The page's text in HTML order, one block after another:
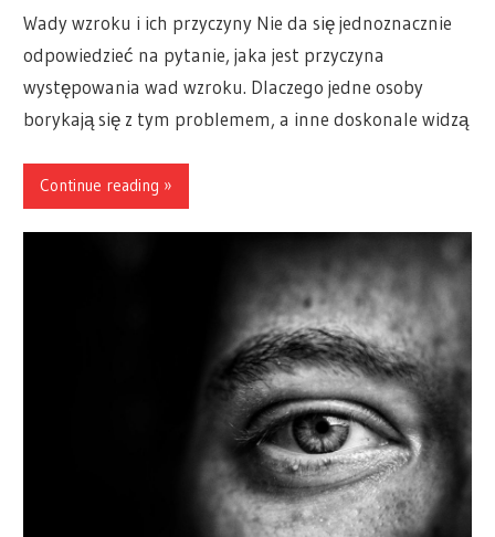
Wady wzroku i ich przyczyny Nie da się jednoznacznie
odpowiedzieć na pytanie, jaka jest przyczyna
występowania wad wzroku. Dlaczego jedne osoby
borykają się z tym problemem, a inne doskonale widzą
Continue reading »